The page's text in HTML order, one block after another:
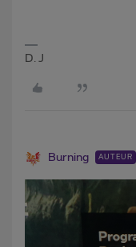
D. J
Burning AUTEUR